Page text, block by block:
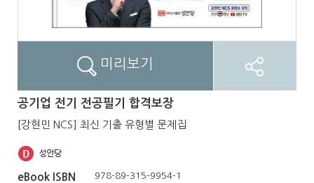
미리보기
공기업 전기 전공필기 합격보장
[강현민 NCS] 최신 기출 유형별 문제집
eBook ISBN 978-89-315-9954-1